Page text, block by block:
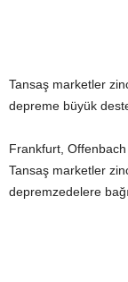
Tansaş marketler
depreme büyük
Frankfurt,
Tansaş marketler
depremzedelere